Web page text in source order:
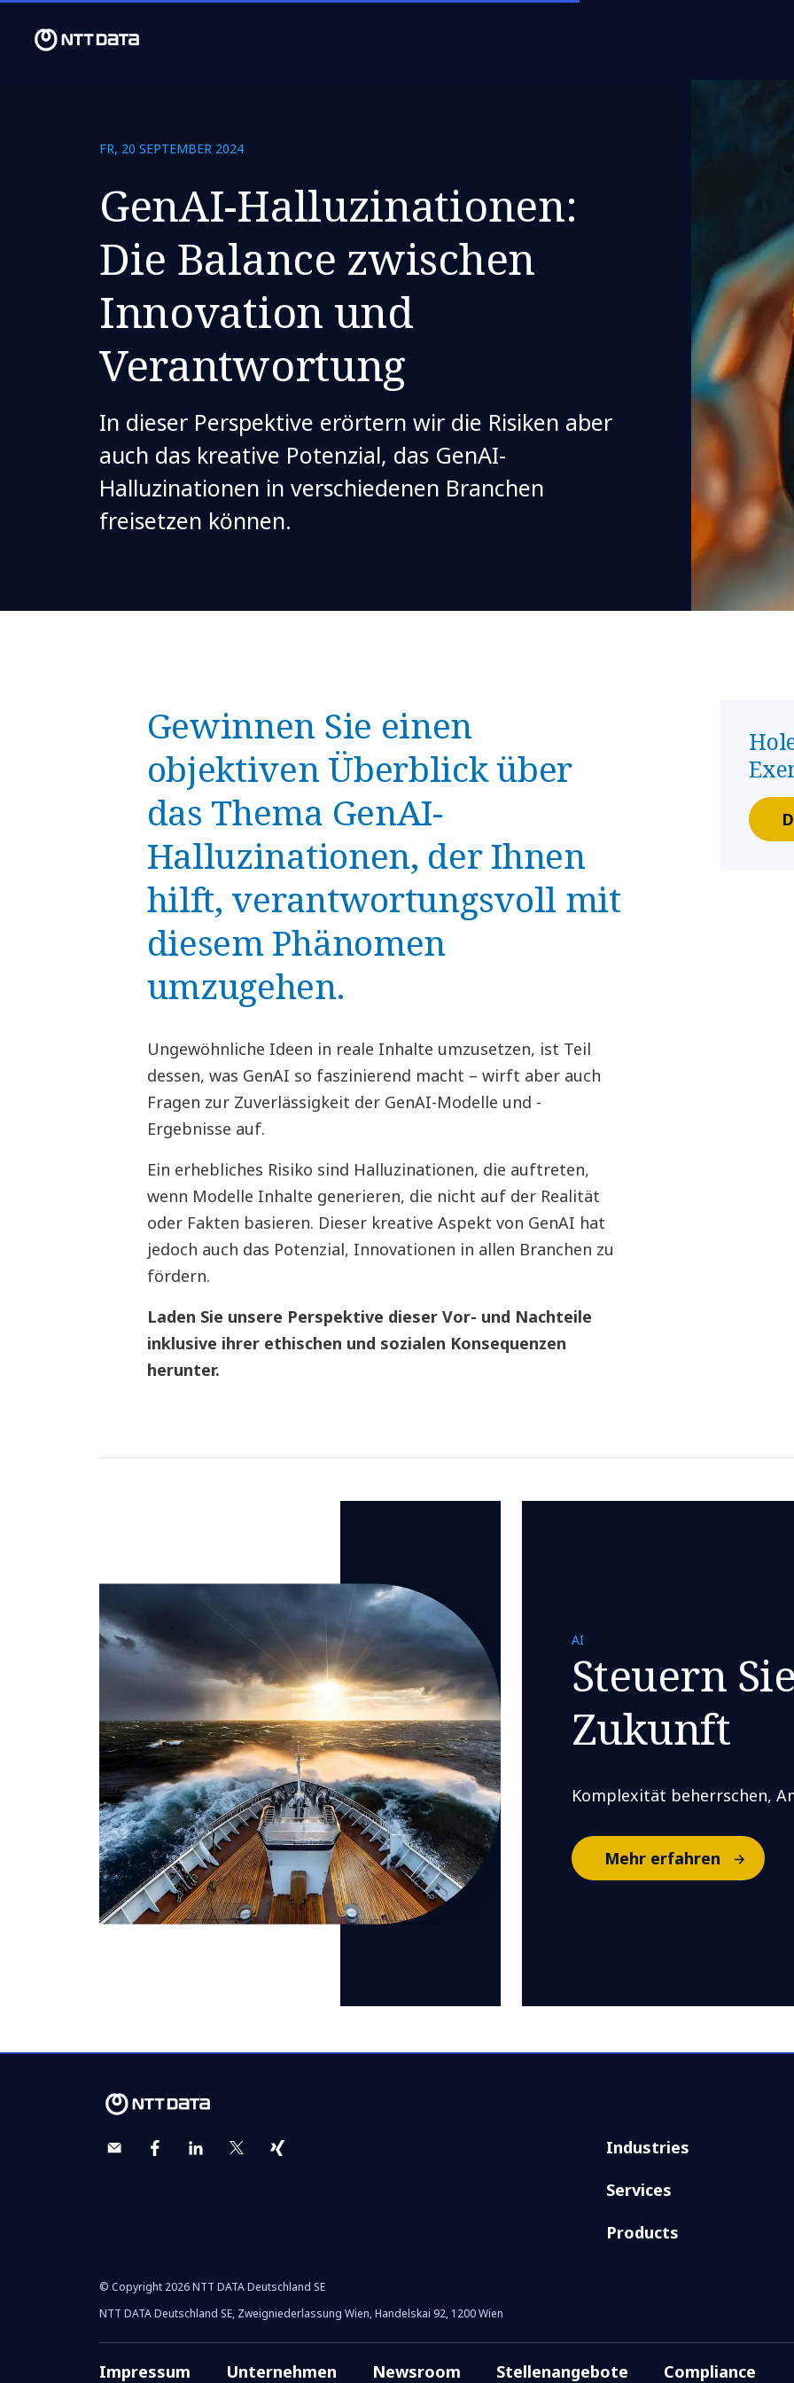
FR, 20 SEPTEMBER 2024
GenAI-Halluzinationen:
Die Balance zwischen
Innovation und
Verantwortung
In dieser Perspektive erörtern wir die Risiken aber
auch das kreative Potenzial, das GenAI-
Halluzinationen in verschiedenen Branchen
freisetzen können.
Gewinnen Sie einen
objektiven Überblick über
das Thema GenAI-
Halluzinationen, der Ihnen
hilft, verantwortungsvoll mit
diesem Phänomen
umzugehen.
Ungewöhnliche Ideen in reale Inhalte umzusetzen, ist Teil
dessen, was GenAI so faszinierend macht – wirft aber auch
Fragen zur Zuverlässigkeit der GenAI-Modelle und -
Ergebnisse auf.
Ein erhebliches Risiko sind Halluzinationen, die auftreten,
wenn Modelle Inhalte generieren, die nicht auf der Realität
oder Fakten basieren. Dieser kreative Aspekt von GenAI hat
jedoch auch das Potenzial, Innovationen in allen Branchen zu
fördern.
Laden Sie unsere Perspektive dieser Vor- und Nachteile
inklusive ihrer ethischen und sozialen Konsequenzen
herunter.
AI
Steuern
Zukunft
Komplexität beherrschen,
Mehr erfahren
Industries
Services
Products
© Copyright 2026 NTT DATA Deutschland SE
NTT DATA Deutschland SE, Zweigniederlassung Wien, Handelskai 92, 1200 Wien
Impressum Unternehmen Newsroom Stellenangebote Compliance